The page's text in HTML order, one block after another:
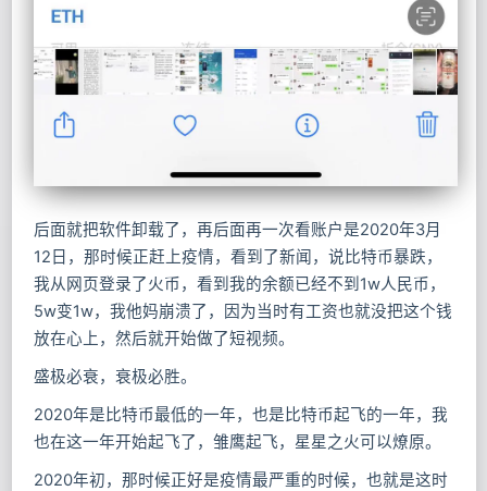
后面就把软件卸载了，再后面再一次看账户是2020年3月
12日，那时候正赶上疫情，看到了新闻，说比特币暴跌，
我从网页登录了火币，看到我的余额已经不到1w人民币，
5w变1w，我他妈崩溃了，因为当时有工资也就没把这个钱
放在心上，然后就开始做了短视频。
盛极必衰，衰极必胜。
2020年是比特币最低的一年，也是比特币起飞的一年，我
也在这一年开始起飞了，雏鹰起飞，星星之火可以燎原。
2020年初，那时候正好是疫情最严重的时候，也就是这时